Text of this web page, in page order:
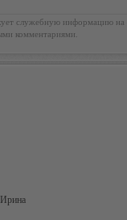
служебную информацию на
комментариями.